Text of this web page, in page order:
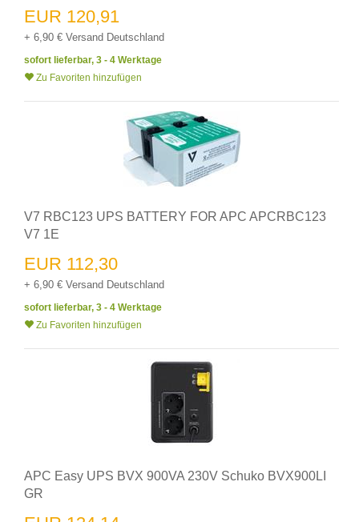
EUR 120,91
+ 6,90 € Versand Deutschland
sofort lieferbar, 3 - 4 Werktage
Zu Favoriten hinzufügen
V7 RBC123 UPS BATTERY FOR APC APCRBC123
V7 1E
EUR 112,30
+ 6,90 € Versand Deutschland
sofort lieferbar, 3 - 4 Werktage
Zu Favoriten hinzufügen
APC Easy UPS BVX 900VA 230V Schuko BVX900LI
GR